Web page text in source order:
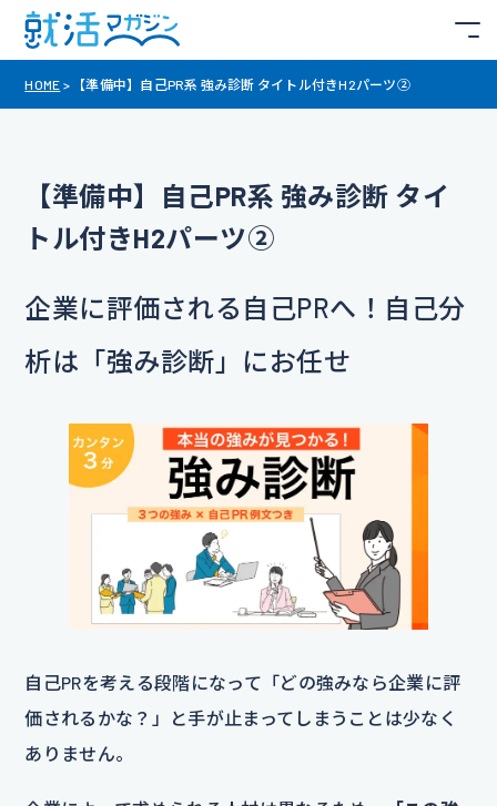
HOME > 【準備中】自己PR系 強み診断 タイトル付きH2パーツ②
【準備中】自己PR系 強み診断 タイ
トル付きH2パーツ②
企業に評価される自己PRへ！自己分
析は「強み診断」にお任せ
自己PRを考える段階になって「どの強みなら企業に評
価されるかな？」と手が止まってしまうことは少なく
ありません。